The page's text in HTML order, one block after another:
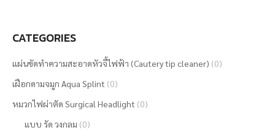
CATEGORIES
แผ่นขัดทำความสะอาดหัวจี้ไฟฟ้า (Cautery tip cleaner) (0)
เฝือกดามจมูก Aqua Splint (0)
หมวกไฟผ่าตัด Surgical Headlight (0)
แบบ รัด วงกลม (0)